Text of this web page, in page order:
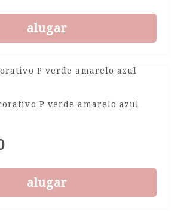
alugar
P verde amarelo azul
alugar